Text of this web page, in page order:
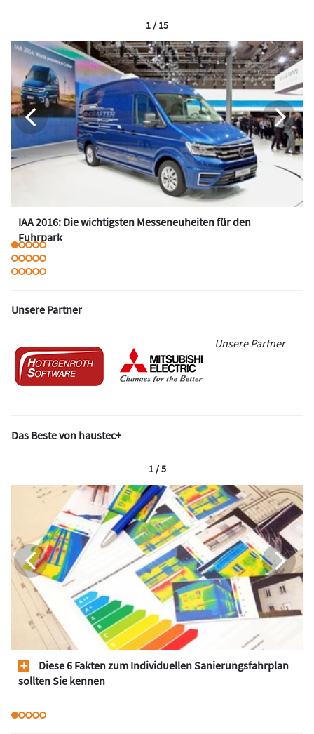
IAA 2016: Die wichtigsten Messeneuheiten für den
Fuhrpark
1 / 15
Unsere Partner
Unsere Partner
Das Beste von haustec+
Diese 6 Fakten zum Individuellen Sanierungsfahrplan
sollten Sie kennen
1 / 5